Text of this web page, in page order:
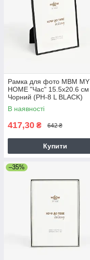
Рамка для фото МВМ MY
HOME "Час" 15.5х20.6 см
Чорний (PH-8 L BLACK)
В наявності
417,30 ₴ 642 ₴
Купити
–35%